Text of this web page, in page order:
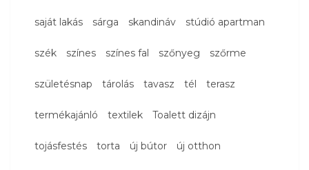
saját lakás sárga skandináv stúdió apartman
szék színes színes fal szőnyeg szőrme
születésnap tárolás tavasz tél terasz
termékajánló textilek Toalett dizájn
tojásfestés torta új bútor új otthon